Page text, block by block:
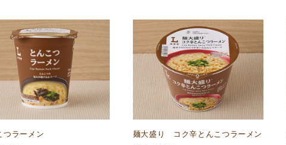
つラーメン
麺大盛り コク辛とんこつラーメン